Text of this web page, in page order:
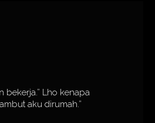
bekerja.” Lho kenapa
aku dirumah.”